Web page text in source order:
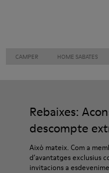
CAMPER HOME SABATES
Rebaixes:
descompte
Això mateix. Com a
d’avantatges exclusius
invitacions a